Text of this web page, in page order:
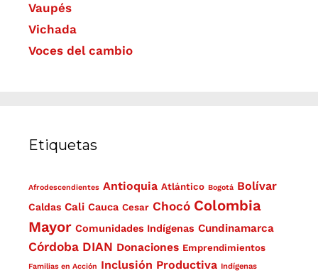
Vaupés
Vichada
Voces del cambio
Etiquetas
Afrodescendientes Antioquia Atlántico Bogotá Bolívar
Caldas Cali Cauca Cesar Chocó Colombia
Mayor Comunidades Indígenas Cundinamarca
Córdoba DIAN Donaciones Emprendimientos
Familias en Acción Inclusión Productiva Indígenas